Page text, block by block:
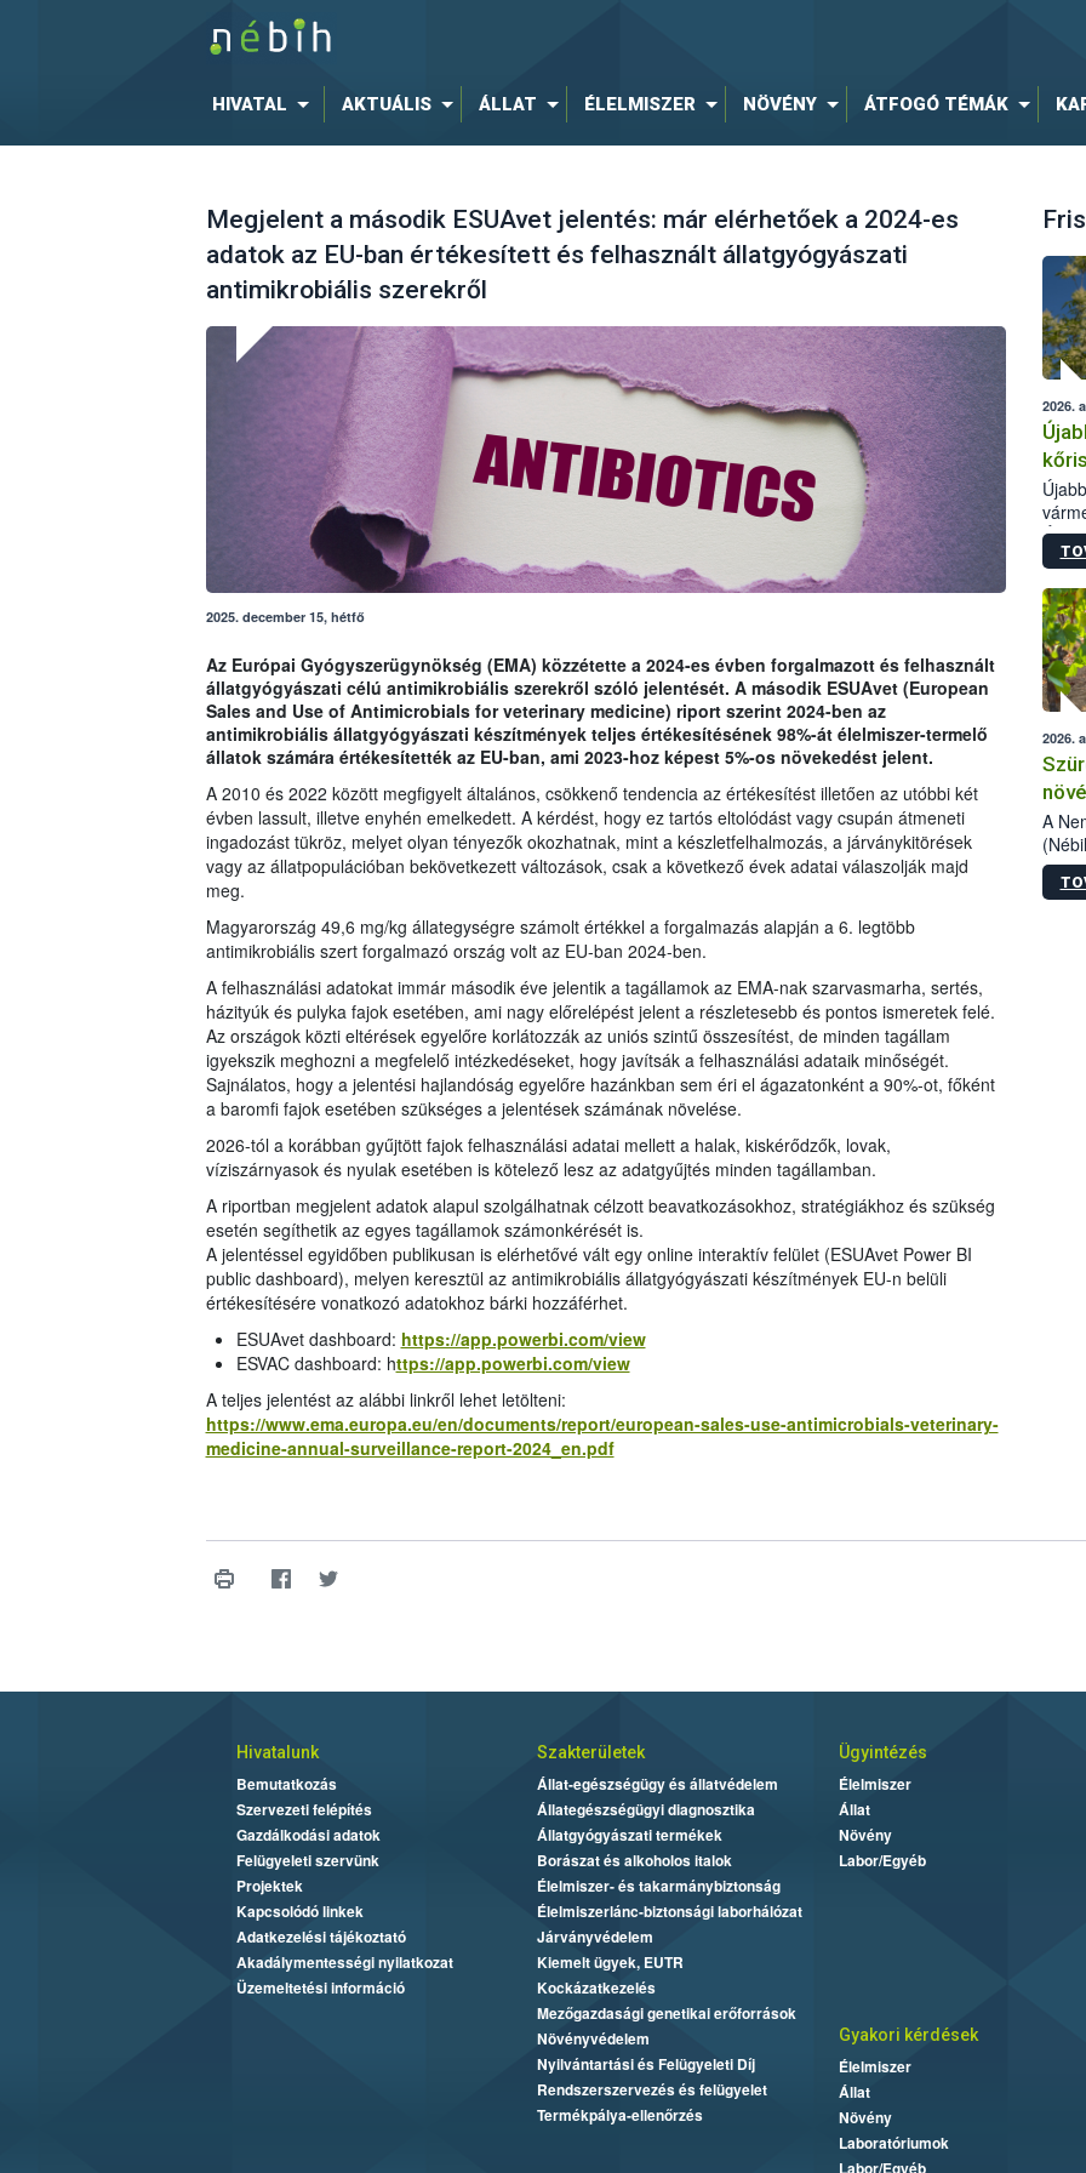
HIVATAL AKTUÁLIS ÁLLAT ÉLELMISZER NÖVÉNY ÁTFOGÓ TÉMÁK
Megjelent a második ESUAvet jelentés: már elérhetőek a 2024-es
adatok az EU-ban értékesített és felhasznált állatgyógyászati
antimikrobiális szerekről
2025. december 15, hétfő
Az Európai Gyógyszerügynökség (EMA) közzétette a 2024-es évben forgalmazott és felhasznált
állatgyógyászati célú antimikrobiális szerekről szóló jelentését. A második ESUAvet (European
Sales and Use of Antimicrobials for veterinary medicine) riport szerint 2024-ben az
antimikrobiális állatgyógyászati készítmények teljes értékesítésének 98%-át élelmiszer-termelő
állatok számára értékesítették az EU-ban, ami 2023-hoz képest 5%-os növekedést jelent.
A 2010 és 2022 között megfigyelt általános, csökkenő tendencia az értékesítést illetően az utóbbi két
évben lassult, illetve enyhén emelkedett. A kérdést, hogy ez tartós eltolódást vagy csupán átmeneti
ingadozást tükröz, melyet olyan tényezők okozhatnak, mint a készletfelhalmozás, a járványkitörések
vagy az állatpopulációban bekövetkezett változások, csak a következő évek adatai válaszolják majd
meg.
Magyarország 49,6 mg/kg állategységre számolt értékkel a forgalmazás alapján a 6. legtöbb
antimikrobiális szert forgalmazó ország volt az EU-ban 2024-ben.
A felhasználási adatokat immár második éve jelentik a tagállamok az EMA-nak szarvasmarha, sertés,
házityúk és pulyka fajok esetében, ami nagy előrelépést jelent a részletesebb és pontos ismeretek felé.
Az országok közti eltérések egyelőre korlátozzák az uniós szintű összesítést, de minden tagállam
igyekszik meghozni a megfelelő intézkedéseket, hogy javítsák a felhasználási adataik minőségét.
Sajnálatos, hogy a jelentési hajlandóság egyelőre hazánkban sem éri el ágazatonként a 90%-ot, főként
a baromfi fajok esetében szükséges a jelentések számának növelése.
2026-tól a korábban gyűjtött fajok felhasználási adatai mellett a halak, kiskérődzők, lovak,
víziszárnyasok és nyulak esetében is kötelező lesz az adatgyűjtés minden tagállamban.
A riportban megjelent adatok alapul szolgálhatnak célzott beavatkozásokhoz, stratégiákhoz és szükség
esetén segíthetik az egyes tagállamok számonkérését is.
A jelentéssel egyidőben publikusan is elérhetővé vált egy online interaktív felület (ESUAvet Power BI
public dashboard), melyen keresztül az antimikrobiális állatgyógyászati készítmények EU-n belüli
értékesítésére vonatkozó adatokhoz bárki hozzáférhet.
ESUAvet dashboard: https://app.powerbi.com/view
ESVAC dashboard: https://app.powerbi.com/view
A teljes jelentést az alábbi linkről lehet letölteni:
https://www.ema.europa.eu/en/documents/report/european-sales-use-antimicrobials-veterinary-
medicine-annual-surveillance-report-2024_en.pdf
2026.
2026.
A
Hivatalunk
Bemutatkozás
Szervezeti felépítés
Gazdálkodási adatok
Felügyeleti szervünk
Projektek
Kapcsolódó linkek
Adatkezelési tájékoztató
Akadálymentességi nyilatkozat
Üzemeltetési információ
Szakterületek
Állat-egészségügy és állatvédelem
Állategészségügyi diagnosztika
Állatgyógyászati termékek
Borászat és alkoholos italok
Élelmiszer- és takarmánybiztonság
Élelmiszerlánc-biztonsági laborhálózat
Járványvédelem
Kiemelt ügyek, EUTR
Kockázatkezelés
Mezőgazdasági genetikai erőforrások
Növényvédelem
Nyilvántartási és Felügyeleti Díj
Rendszerszervezés és felügyelet
Termékpálya-ellenőrzés
Ügyintézés
Élelmiszer
Állat
Növény
Labor/Egyéb
Gyakori kérdések
Élelmiszer
Állat
Növény
Laboratóriumok
Labor/Egyéb